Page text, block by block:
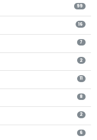
99
16
7
2
11
8
2
6